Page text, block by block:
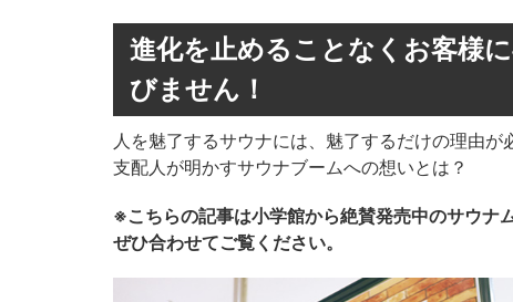
進化を止めることなくお客様
びません！
人を魅了するサウナには、魅了するだけの理由
支配人が明かすサウナブームへの想いとは？
※こちらの記事は小学館から絶賛発売中のサウナ
ぜひ合わせてご覧ください。